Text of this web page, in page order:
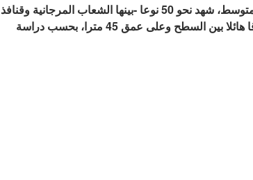
وأثناء موجات الحر البحرية بين عامي 2015 و2019 في البحر المتوسط، شهد نحو 50 نوعا -بينها الشعاب المرجانية وقنافذ
البحر والرخويات وذوات الصدفتين ونبتة بوسيدون، وغيرها- نفوقا هائلا بين السطح وعلى عمق 45 مترا، بحسب دراسة